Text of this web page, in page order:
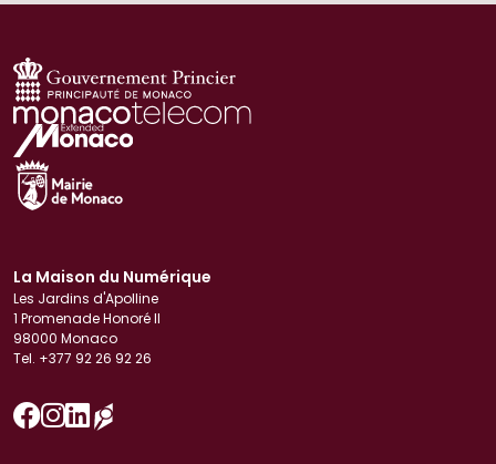
La Maison du Numérique
Les Jardins d'Apolline
1 Promenade Honoré II
98000 Monaco
Tel. +377 92 26 92 26